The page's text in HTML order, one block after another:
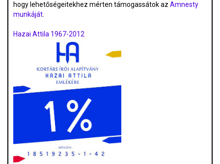
hogy lehetőségeitekhez mérten támogassátok az Amnesty
munkáját.
Hazai Attila 1967-2012